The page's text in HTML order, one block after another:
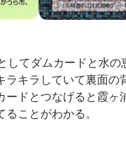
してダムカードと水の
ラキラしていて裏面の
ードとつなげると霞ヶ
ことがわかる。